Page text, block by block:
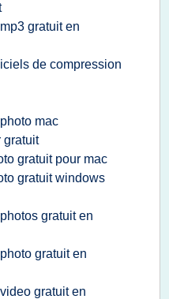
gratuit en
de compression
mac
gratuit
gratuit pour mac
gratuit windows
gratuit en
gratuit en
gratuit en